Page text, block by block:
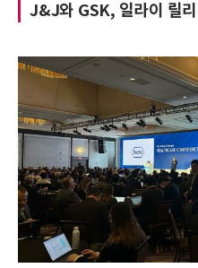
J&J와 GSK, 일라이 릴